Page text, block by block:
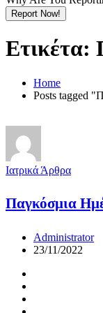
Report Now!
Ετικέτα:
Home
Posts tagged
Ιατρικά Άρθρα
Παγκόσμια
Administrator
23/11/2022